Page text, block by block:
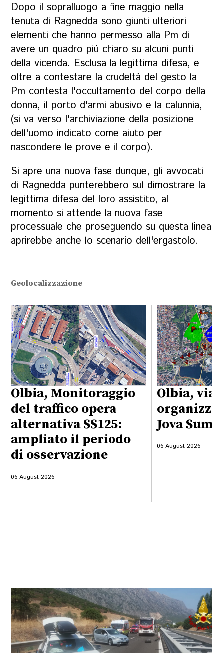
Dopo il sopralluogo a fine maggio nella
tenuta di Ragnedda sono giunti ulteriori
elementi che hanno permesso alla Pm di
avere un quadro più chiaro su alcuni punti
della vicenda. Esclusa la legittima difesa, e
oltre a contestare la crudeltà del gesto la
Pm contesta l'occultamento del corpo della
donna, il porto d'armi abusivo e la calunnia,
(si va verso l'archiviazione della posizione
dell'uomo indicato come aiuto per
nascondere le prove e il corpo).
Si apre una nuova fase dunque, gli avvocati
di Ragnedda punterebbero sul dimostrare la
legittima difesa del loro assistito, al
momento si attende la nuova fase
processuale che proseguendo su questa linea
aprirebbe anche lo scenario dell'ergastolo.
Geolocalizzazione
Olbia, Monitoraggio
del traffico opera
alternativa SS125:
ampliato il periodo
di osservazione
06 August 2026
Olbia,
Jova
06 August 2026